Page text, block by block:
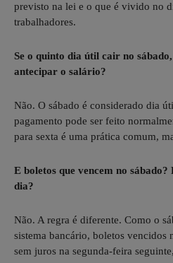
previsto na lei e o que é vivido no
trabalhadores.
Se o quinto dia útil cair no
antecipar o salário?
Não. O sábado é considerado dia
pagamento pode ser feito
para sexta é uma prática comum,
E boletos que vencem no
dia?
Não. A regra é diferente. Como o
sistema bancário, boletos vencidos
sem juros na segunda-feira